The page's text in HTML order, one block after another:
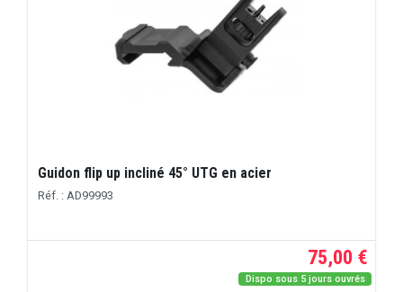
Guidon flip up incliné 45° UTG en acier
Réf. : AD99993
75,00 €
Dispo sous 5 jours ouvrés